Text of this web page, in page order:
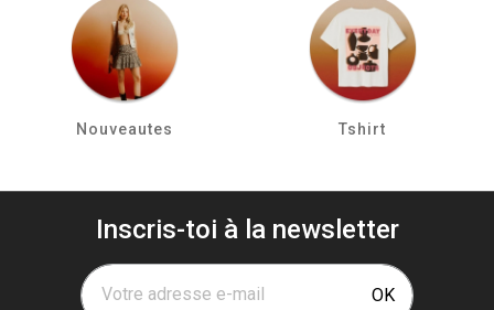
Nouveautes Tshirt
Inscris-toi à la newsletter
Votre adresse e-mail OK